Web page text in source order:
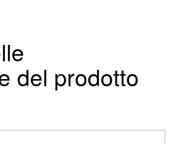
del prodotto